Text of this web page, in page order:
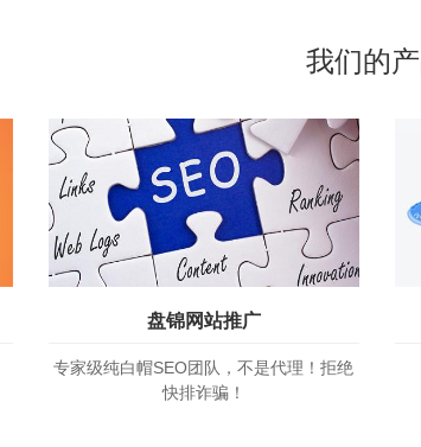
我们的
盘锦网站推广
专家级纯白帽SEO团队，不是代理！拒绝
快排诈骗！